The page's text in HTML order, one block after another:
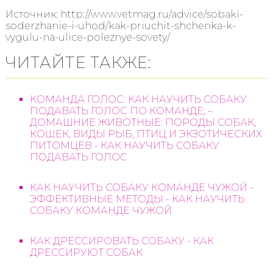
Источник: http://www.vetmag.ru/advice/sobaki-
soderzhanie-i-uhod/kak-priuchit-shchenka-k-
vygulu-na-ulice-poleznye-sovety/
ЧИТАЙТЕ ТАКЖЕ:
КОМАНДА ГОЛОС: КАК НАУЧИТЬ СОБАКУ
ПОДАВАТЬ ГОЛОС ПО КОМАНДЕ; –
ДОМАШНИЕ ЖИВОТНЫЕ: ПОРОДЫ СОБАК,
КОШЕК, ВИДЫ РЫБ, ПТИЦ И ЭКЗОТИЧЕСКИХ
ПИТОМЦЕВ - КАК НАУЧИТЬ СОБАКУ
ПОДАВАТЬ ГОЛОС
КАК НАУЧИТЬ СОБАКУ КОМАНДЕ ЧУЖОЙ -
ЭФФЕКТИВНЫЕ МЕТОДЫ - КАК НАУЧИТЬ
СОБАКУ КОМАНДЕ ЧУЖОЙ
КАК ДРЕССИРОВАТЬ СОБАКУ - КАК
ДРЕССИРУЮТ СОБАК